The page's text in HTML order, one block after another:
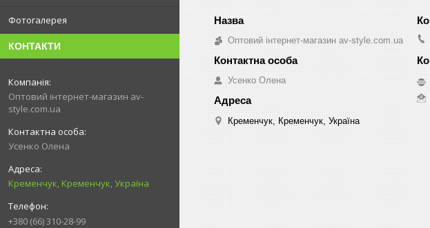
Фотогалерея
КОНТАКТИ
Оптовий інтернет-магазин av-
style.com.ua
Усенко Олена
Кременчук, Кременчук, Україна
+380 (66) 310-28-99
Оптовий інтернет-магазин av-style.com.ua
Усенко Олена
Кременчук, Кременчук, Україна